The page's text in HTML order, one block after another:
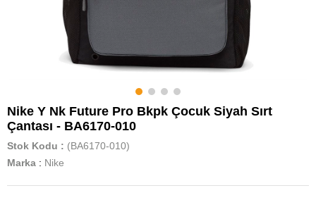
Nike Y Nk Future Pro Bkpk Çocuk Siyah Sırt
Çantası - BA6170-010
Stok Kodu
(BA6170-010)
Marka : Nike